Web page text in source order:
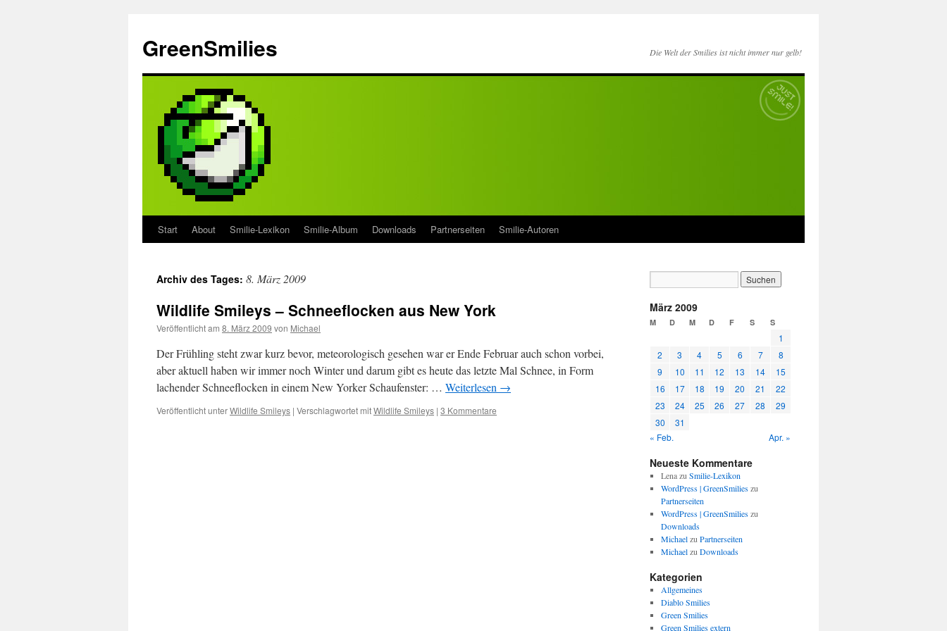
springen
GreenSmilies Die Welt der Smilies ist nicht immer nur gelb!
Start About Smilie-Lexikon Smilie-Album Downloads Partnerseiten Smilie-Autoren
Archiv des Tages: 8. März 2009
Wildlife Smileys – Schneeflocken aus New York
Veröffentlicht am 8. März 2009 von Michael
Der Frühling steht zwar kurz bevor, meteorologisch gesehen war er Ende Februar auch schon vorbei,
aber aktuell haben wir immer noch Winter und darum gibt es heute das letzte Mal Schnee, in Form
lachender Schneeflocken in einem New Yorker Schaufenster: … Weiterlesen →
Veröffentlicht unterWildlife Smileys | Verschlagwortet mitWildlife Smileys | 3 Kommentare
März 2009
M D M D F S S
1
2
3 4 5 6 7
8
9
10 11 12 13 14
15
16
17 18 19 20 21
22
23
24 25 26 27 28
29
30
31
« Feb.
Apr. »
Neueste Kommentare
Lenazu Smilie-Lexikon
WordPress | GreenSmilieszu
Partnerseiten
WordPress | GreenSmilieszu
Downloads
Michaelzu Partnerseiten
Michaelzu Downloads
Kategorien
Allgemeines
Diablo Smilies
Green Smilies
Green Smilies extern